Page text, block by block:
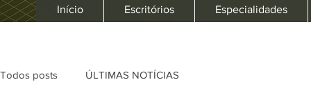
Início Escritórios Especialidades
Todos posts ÚLTIMAS NOTÍCIAS